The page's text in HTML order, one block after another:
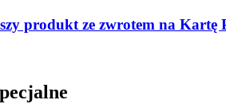
produkt ze zwrotem na